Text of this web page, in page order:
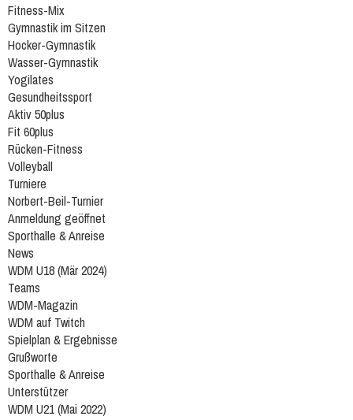
Fitness-Mix
Gymnastik im Sitzen
Hocker-Gymnastik
Wasser-Gymnastik
Yogilates
Gesundheitssport
Aktiv 50plus
Fit 60plus
Rücken-Fitness
Volleyball
Turniere
Norbert-Beil-Turnier
Anmeldung geöffnet
Sporthalle & Anreise
News
WDM U18 (Mär 2024)
Teams
WDM-Magazin
WDM auf Twitch
Spielplan & Ergebnisse
Grußworte
Sporthalle & Anreise
Unterstützer
WDM U21 (Mai 2022)